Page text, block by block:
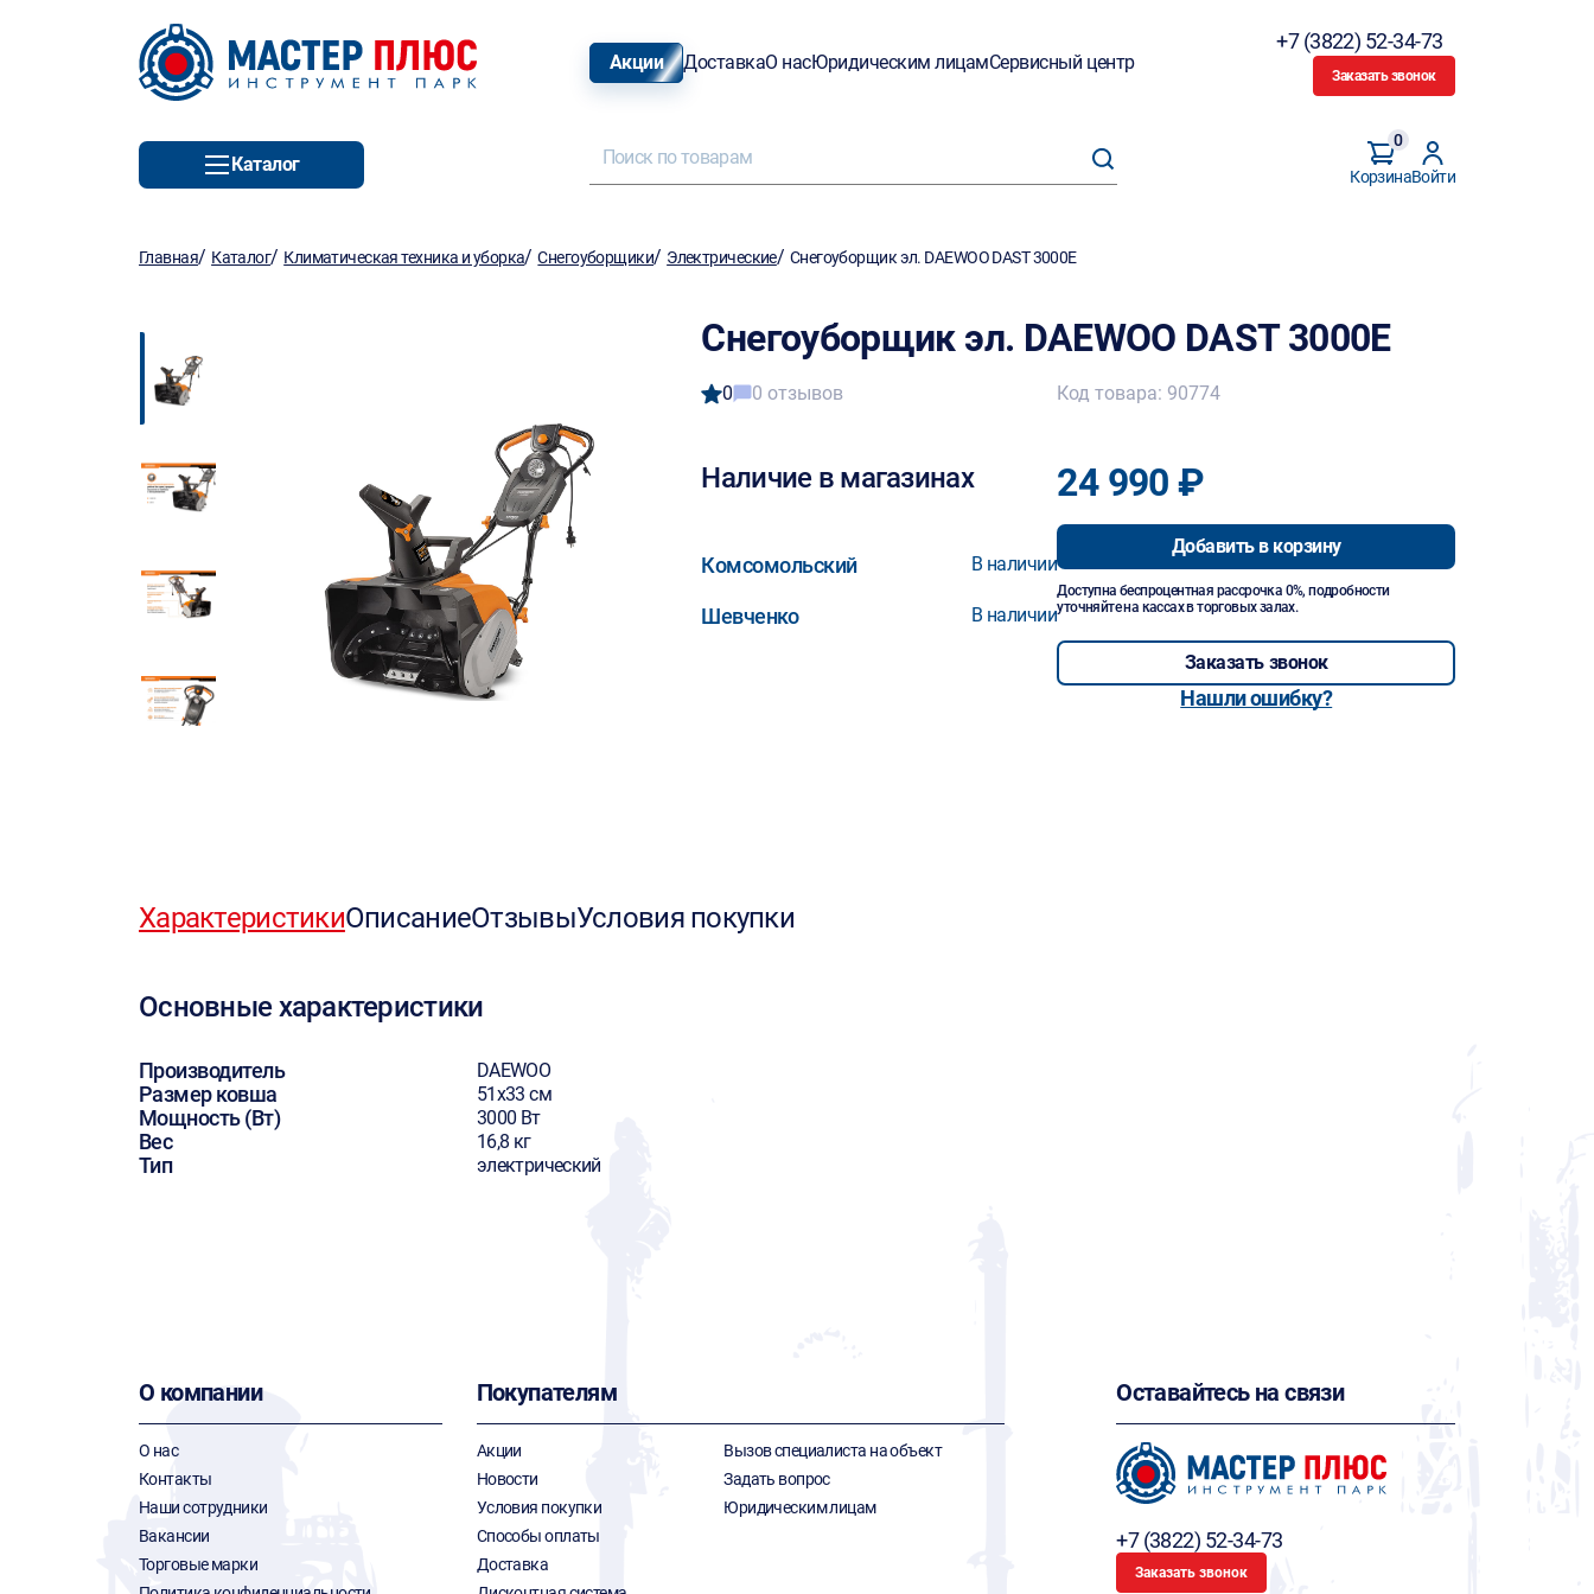
Акции ДоставкаО насЮридическим лицамСервисный центр
+7 (3822) 52-34-73
Заказать звонок
Каталог
Корзина
0
Войти
Главная/ Каталог/ Климатическая техника и уборка/Снегоуборщики/ Электрические/ Снегоуборщик эл. DAEWOO DAST 3000E
Снегоуборщик эл. DAEWOO DAST 3000E
0 0 отзывов
Наличие в магазинах
Комсомольский В наличии
Шевченко В наличии
Код товара: 90774
24 990 ₽
Добавить в корзину
Доступна беспроцентная рассрочка 0%, подробности
уточняйте на кассах в торговых залах.
Заказать звонок
Нашли ошибку?
ХарактеристикиОписаниеОтзывыУсловия покупки
Основные характеристики
Производитель DAEWOO
Размер ковша 51х33 см
Мощность (Вт) 3000 Вт
Вес 16,8 кг
Тип электрический
О компании
О нас
Контакты
Наши сотрудники
Вакансии
Торговые марки
Покупателям
Акции
Новости
Условия покупки
Способы оплаты
Доставка
Вызов специалиста на объект
Задать вопрос
Юридическим лицам
Оставайтесь на связи
+7 (3822) 52-34-73
Заказать звонок